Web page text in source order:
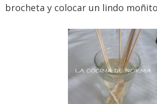
brocheta y colocar un lindo